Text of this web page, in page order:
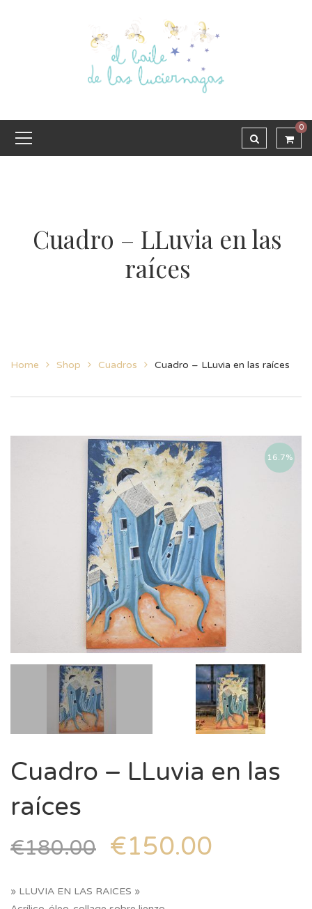
0
Cuadro – LLuvia en las
raíces
Home Shop Cuadros Cuadro – LLuvia en las raíces
16.7%
Cuadro – LLuvia en las
raíces
€180.00 €150.00
» LLUVIA EN LAS RAICES »